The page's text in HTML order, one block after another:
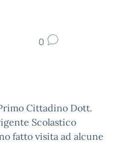
0
Cittadino Dott.
Scolastico
fatto visita ad alcune